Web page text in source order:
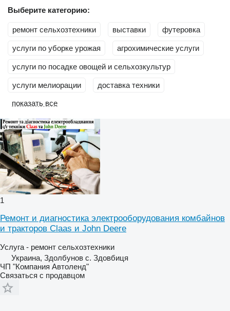
Выберите категорию:
ремонт сельхозтехники выставки футеровка
услуги по уборке урожая агрохимические услуги
услуги по посадке овощей и сельхозкультур
услуги мелиорации доставка техники
показать все
1
Ремонт и диагностика электрооборудования комбайнов
и тракторов Claas и John Deere
Услуга - ремонт сельхозтехники
Украина, Здолбунов с. Здовбиця
ЧП "Компания Автоленд"
Связаться с продавцом